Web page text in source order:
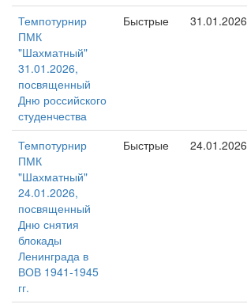
Темпотурнир
ПМК
"Шахматный"
31.01.2026,
посвященный
Дню российского
студенчества
Быстрые 31.01.2026
Темпотурнир
ПМК
"Шахматный"
24.01.2026,
посвященный
Дню снятия
блокады
Ленинграда в
ВОВ 1941-1945
гг.
Быстрые 24.01.2026